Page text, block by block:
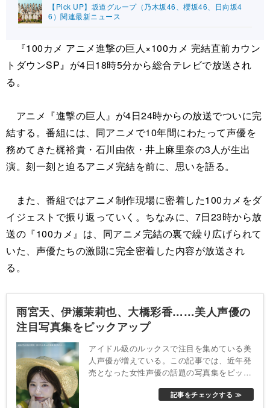
【Pick UP】坂道グループ（乃木坂46、櫻坂46、日向坂4
6）関連最新ニュース
『100カメ アニメ進撃の巨人×100カメ 完結直前カウン
トダウンSP』が4日18時5分から総合テレビで放送され
る。
アニメ『進撃の巨人』が4日24時からの放送でついに完
結する。番組には、同アニメで10年間にわたって声優を
務めてきた梶裕貴・石川由依・井上麻里奈の3人が生出
演。刻一刻と迫るアニメ完結を前に、思いを語る。
また、番組ではアニメ制作現場に密着した100カメをダ
イジェストで振り返っていく。ちなみに、7日23時から放
送の『100カメ』は、同アニメ完結の裏で繰り広げられて
いた、声優たちの激闘に完全密着した内容が放送され
る。
雨宮天、伊瀬茉莉也、大橋彩香……美人声優の
注目写真集をピックアップ
アイドル級のルックスで注目を集めている美
人声優が増えている。この記事では、近年発
売となった女性声優の話題の写真集をピック
記事をチェックする ≫